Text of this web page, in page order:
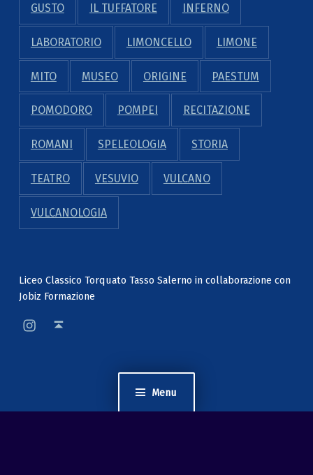
Menu
GUSTO IL TUFFATORE INFERNO
LABORATORIO LIMONCELLO LIMONE
MITO MUSEO ORIGINE PAESTUM
POMODORO POMPEI RECITAZIONE
ROMANI SPELEOLOGIA STORIA
TEATRO VESUVIO VULCANO
VULCANOLOGIA
Liceo Classico Torquato Tasso Salerno in collaborazione con
Jobiz Formazione